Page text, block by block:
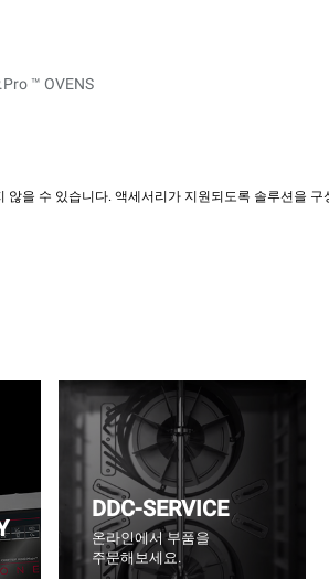
™ OVENS
않을 수 있습니다. 액세서리가 지원되도록 솔루션을 구
DDC-SERVICE
온라인에서 부품을
주문해보세요.